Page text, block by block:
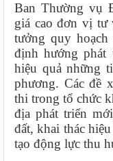
Ban Thường vụ
giá cao đơn vị tư
tưởng quy
định hướng phát
hiệu quả những
phương. Các đề
thi trong tổ chức
địa phát triển
đất, khai thác
tạo động lực thu